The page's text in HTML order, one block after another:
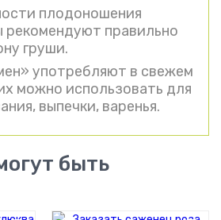
плодоношения
рекомендуют правильно
груши.
употребляют в свежем
можно использовать для
выпечки, варенья.
быть